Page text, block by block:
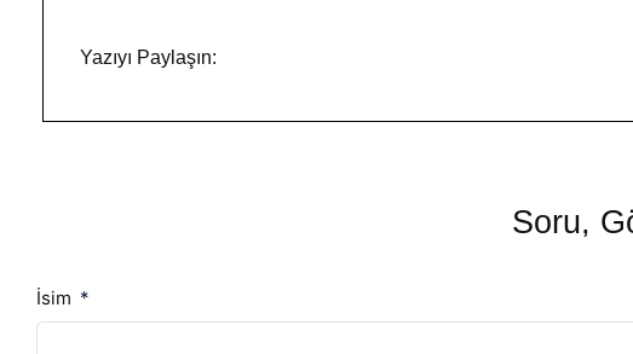
Yazıyı Paylaşın:
Soru,
İsim